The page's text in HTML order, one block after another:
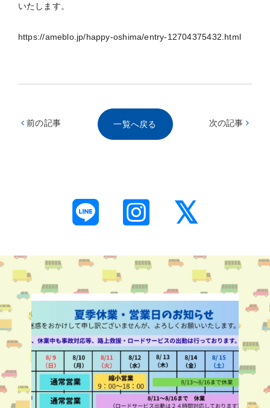
いたします。
https://ameblo.jp/happy-oshima/entry-12704375432.html
一覧へ戻る
前の記事 次の記事